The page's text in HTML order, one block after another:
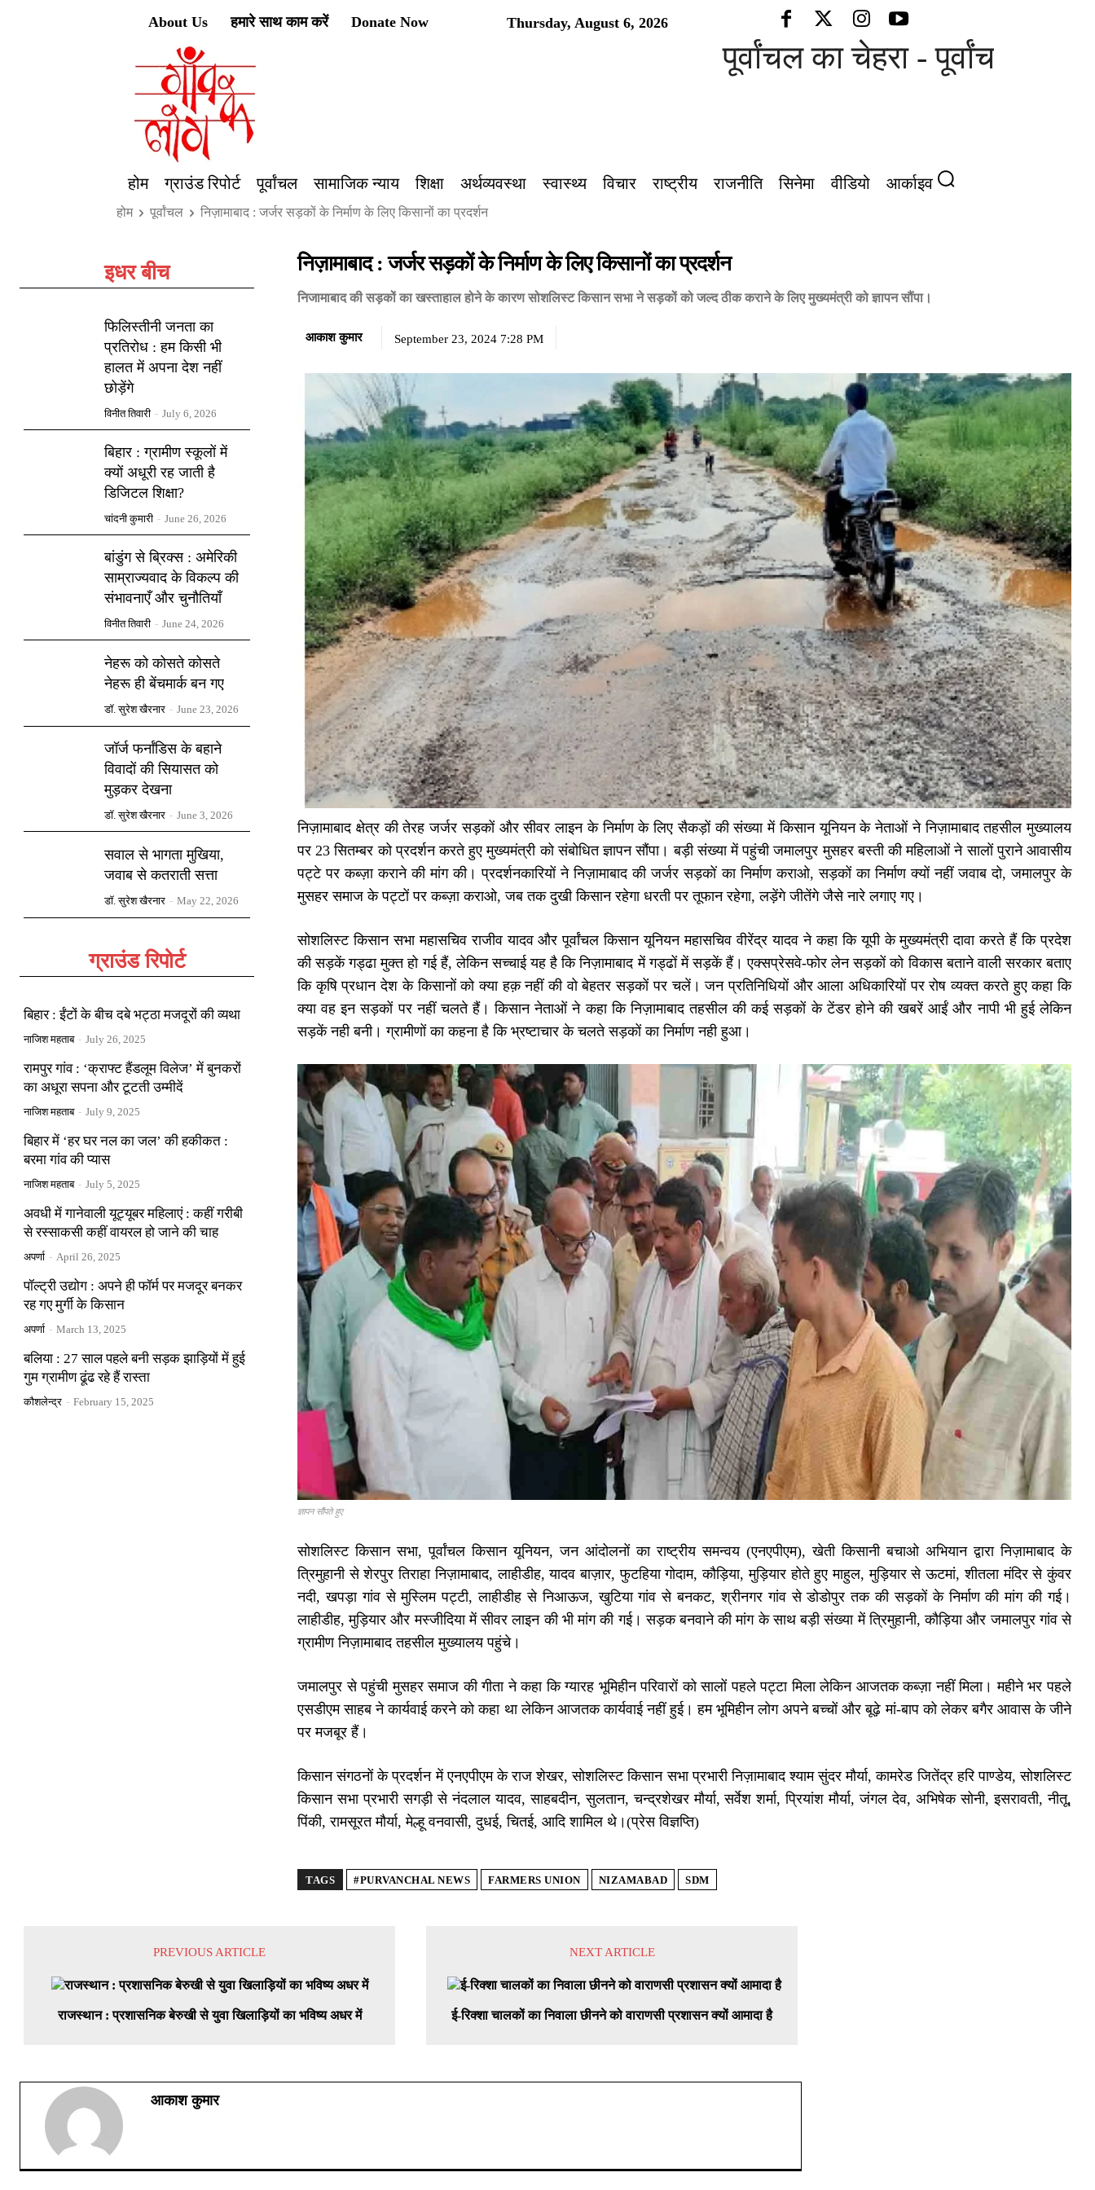
Thursday, August 6, 2026
About Us हमारे साथ काम करें Donate Now
पूर्वांचल का चेहरा - पूर्वांचल की आवाज़
होम ग्राउंड रिपोर्ट पूर्वांचल सामाजिक न्याय शिक्षा अर्थव्यवस्था स्वास्थ्य विचार राष्ट्रीय राजनीति सिनेमा वीडियो आर्काइव
होम पूर्वांचल निज़ामाबाद : जर्जर सड़कों के निर्माण के लिए किसानों का प्रदर्शन
इधर बीच
फिलिस्तीनी जनता का
प्रतिरोध : हम किसी भी
हालत में अपना देश नहीं
छोड़ेंगे
विनीत तिवारी - July 6, 2026
बिहार : ग्रामीण स्कूलों में
क्यों अधूरी रह जाती है
डिजिटल शिक्षा?
चांदनी कुमारी - June 26, 2026
बांडुंग से ब्रिक्स : अमेरिकी
साम्राज्यवाद के विकल्प की
संभावनाएँ और चुनौतियाँ
विनीत तिवारी - June 24, 2026
नेहरू को कोसते कोसते
नेहरू ही बेंचमार्क बन गए
डॉ. सुरेश खैरनार - June 23, 2026
जॉर्ज फर्नांडिस के बहाने
विवादों की सियासत को
मुड़कर देखना
डॉ. सुरेश खैरनार - June 3, 2026
सवाल से भागता मुखिया,
जवाब से कतराती सत्ता
डॉ. सुरेश खैरनार - May 22, 2026
ग्राउंड रिपोर्ट
बिहार : ईंटों के बीच दबे भट्ठा मजदूरों की व्यथा
नाजिश महताब - July 26, 2025
रामपुर गांव : ‘क्राफ्ट हैंडलूम विलेज’ में बुनकरों
का अधूरा सपना और टूटती उम्मीदें
नाजिश महताब - July 9, 2025
बिहार में ‘हर घर नल का जल’ की हकीकत :
बरमा गांव की प्यास
नाजिश महताब - July 5, 2025
अवधी में गानेवाली यूट्यूबर महिलाएं : कहीं गरीबी
से रस्साकसी कहीं वायरल हो जाने की चाह
अपर्णा - April 26, 2025
पॉल्ट्री उद्योग : अपने ही फॉर्म पर मजदूर बनकर
रह गए मुर्गी के किसान
अपर्णा - March 13, 2025
बलिया : 27 साल पहले बनी सड़क झाड़ियों में हुई
गुम ग्रामीण ढूंढ रहे हैं रास्ता
कौशलेन्द्र - February 15, 2025
निज़ामाबाद : जर्जर सड़कों के निर्माण के लिए किसानों का प्रदर्शन
निजामाबाद की सड़कों का खस्ताहाल होने के कारण सोशलिस्ट किसान सभा ने सड़कों को जल्द ठीक कराने के लिए मुख्यमंत्री को ज्ञापन सौंपा।
आकाश कुमार September 23, 2024 7:28 PM
निज़ामाबाद क्षेत्र की तेरह जर्जर सड़कों और सीवर लाइन के निर्माण के लिए सैकड़ों की संख्या में किसान यूनियन के नेताओं ने निज़ामाबाद तहसील मुख्यालय
पर 23 सितम्बर को प्रदर्शन करते हुए मुख्यमंत्री को संबोधित ज्ञापन सौंपा। बड़ी संख्या में पहुंची जमालपुर मुसहर बस्ती की महिलाओं ने सालों पुराने आवासीय
पट्टे पर कब्ज़ा कराने की मांग की। प्रदर्शनकारियों ने निज़ामाबाद की जर्जर सड़कों का निर्माण कराओ, सड़कों का निर्माण क्यों नहीं जवाब दो, जमालपुर के
मुसहर समाज के पट्टों पर कब्ज़ा कराओ, जब तक दुखी किसान रहेगा धरती पर तूफान रहेगा, लड़ेंगे जीतेंगे जैसे नारे लगाए गए।
सोशलिस्ट किसान सभा महासचिव राजीव यादव और पूर्वांचल किसान यूनियन महासचिव वीरेंद्र यादव ने कहा कि यूपी के मुख्यमंत्री दावा करते हैं कि प्रदेश
की सड़कें गड्ढा मुक्त हो गई हैं, लेकिन सच्चाई यह है कि निज़ामाबाद में गड्ढों में सड़कें हैं। एक्सप्रेसवे-फोर लेन सड़कों को विकास बताने वाली सरकार बताए
कि कृषि प्रधान देश के किसानों को क्या हक़ नहीं की वो बेहतर सड़कों पर चलें। जन प्रतिनिधियों और आला अधिकारियों पर रोष व्यक्त करते हुए कहा कि
क्या वह इन सड़कों पर नहीं चलते हैं। किसान नेताओं ने कहा कि निज़ामाबाद तहसील की कई सड़कों के टेंडर होने की खबरें आईं और नापी भी हुई लेकिन
सड़कें नही बनी। ग्रामीणों का कहना है कि भ्रष्टाचार के चलते सड़कों का निर्माण नही हुआ।
ज्ञापन सौंपते हुए
सोशलिस्ट किसान सभा, पूर्वांचल किसान यूनियन, जन आंदोलनों का राष्ट्रीय समन्वय (एनएपीएम), खेती किसानी बचाओ अभियान द्वारा निज़ामाबाद के
त्रिमुहानी से शेरपुर तिराहा निज़ामाबाद, लाहीडीह, यादव बाज़ार, फुटहिया गोदाम, कौड़िया, मुड़ियार होते हुए माहुल, मुड़ियार से ऊटमां, शीतला मंदिर से कुंवर
नदी, खपड़ा गांव से मुस्लिम पट्टी, लाहीडीह से निआऊज, खुटिया गांव से बनकट, श्रीनगर गांव से डोडोपुर तक की सड़कों के निर्माण की मांग की गई।
लाहीडीह, मुड़ियार और मस्जीदिया में सीवर लाइन की भी मांग की गई। सड़क बनवाने की मांग के साथ बड़ी संख्या में त्रिमुहानी, कौड़िया और जमालपुर गांव से
ग्रामीण निज़ामाबाद तहसील मुख्यालय पहुंचे।
जमालपुर से पहुंची मुसहर समाज की गीता ने कहा कि ग्यारह भूमिहीन परिवारों को सालों पहले पट्टा मिला लेकिन आजतक कब्ज़ा नहीं मिला। महीने भर पहले
एसडीएम साहब ने कार्यवाई करने को कहा था लेकिन आजतक कार्यवाई नहीं हुई। हम भूमिहीन लोग अपने बच्चों और बूढ़े मां-बाप को लेकर बगैर आवास के जीने
पर मजबूर हैं।
किसान संगठनों के प्रदर्शन में एनएपीएम के राज शेखर, सोशलिस्ट किसान सभा प्रभारी निज़ामाबाद श्याम सुंदर मौर्या, कामरेड जितेंद्र हरि पाण्डेय, सोशलिस्ट
किसान सभा प्रभारी सगड़ी से नंदलाल यादव, साहबदीन, सुलतान, चन्द्रशेखर मौर्या, सर्वेश शर्मा, प्रियांश मौर्या, जंगल देव, अभिषेक सोनी, इसरावती, नीतू,
पिंकी, रामसूरत मौर्या, मेल्हू वनवासी, दुधई, चितई, आदि शामिल थे।(प्रेस विज्ञप्ति)
TAGS #PURVANCHAL NEWS FARMERS UNION NIZAMABAD SDM
PREVIOUS ARTICLE
राजस्थान : प्रशासनिक बेरुखी से युवा खिलाड़ियों का भविष्य अधर में
NEXT ARTICLE
ई-रिक्शा चालकों का निवाला छीनने को वाराणसी प्रशासन क्यों आमादा है
आकाश कुमार